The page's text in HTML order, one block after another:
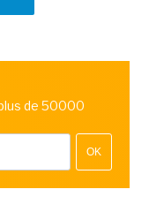
de 50000
OK